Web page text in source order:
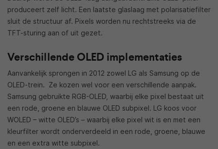
produceert zelf licht. Een laatste glaslaag met polarisatiefilter
sluit de structuur af. Pixels worden nu rechtstreeks via de
TFT-sturing aan of uit gezet.
Verschillende OLED implementaties
Aanvankelijk sprongen in 2012 zowel LG als Samsung op de
OLED-trein. Ze kozen wel voor een verschillende aanpak.
Samsung gebruikte RGB-OLED, waarbij elke pixel bestaat uit
een rode, groene en blauwe OLED subpixel. LG koos voor
WOLED – witte OLED’s – waarbij elke pixel wit is en met een
kleurfilter wordt onderverdeeld in een rode, groene, blauwe
en een extra witte subpixel.